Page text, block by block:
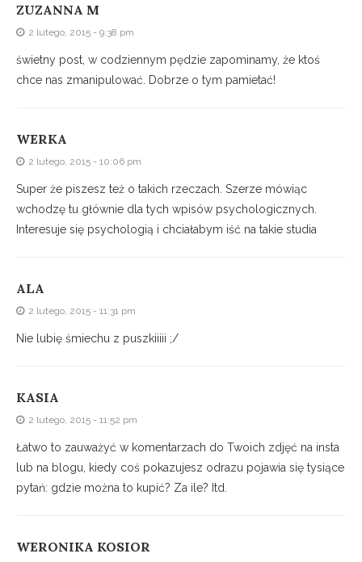
ZUZANNA M
2 lutego, 2015 - 9:38 pm
świetny post, w codziennym pędzie zapominamy, że ktoś
chce nas zmanipulować. Dobrze o tym pamietać!
WERKA
2 lutego, 2015 - 10:06 pm
Super że piszesz też o takich rzeczach. Szerze mówiąc
wchodzę tu głównie dla tych wpisów psychologicznych.
Interesuje się psychologią i chciałabym iść na takie studia
ALA
2 lutego, 2015 - 11:31 pm
Nie lubię śmiechu z puszkiiiii ;/
KASIA
2 lutego, 2015 - 11:52 pm
Łatwo to zauważyć w komentarzach do Twoich zdjęć na insta
lub na blogu, kiedy coś pokazujesz odrazu pojawia się tysiące
pytań: gdzie można to kupić? Za ile? Itd.
WERONIKA KOSIOR